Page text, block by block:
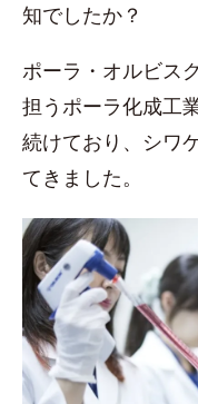
知でしたか？
ポーラ・オルビス
担うポーラ化成工
続けており、シワ
てきました。